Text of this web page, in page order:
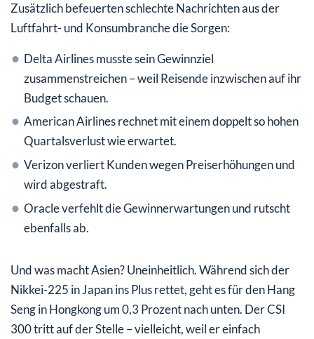
Zusätzlich befeuerten schlechte Nachrichten aus der
Luftfahrt- und Konsumbranche die Sorgen:
Delta Airlines musste sein Gewinnziel
zusammenstreichen – weil Reisende inzwischen auf ihr
Budget schauen.
American Airlines rechnet mit einem doppelt so hohen
Quartalsverlust wie erwartet.
Verizon verliert Kunden wegen Preiserhöhungen und
wird abgestraft.
Oracle verfehlt die Gewinnerwartungen und rutscht
ebenfalls ab.
Und was macht Asien? Uneinheitlich. Während sich der
Nikkei-225 in Japan ins Plus rettet, geht es für den Hang
Seng in Hongkong um 0,3 Prozent nach unten. Der CSI
300 tritt auf der Stelle – vielleicht, weil er einfach